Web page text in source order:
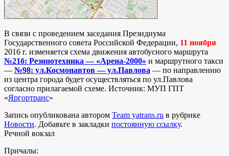
В связи с проведением заседания Президиума
Государственного совета Российской Федерации, 11 ноября
2016 г. изменяется схема движения автобусного маршрута
№21б: Резинотехника — «Арена-2000» и маршрутного такси
— №98: ул.Космонавтов — ул.Павлова — по направлению
из центра города будет осуществляться по ул.Павлова
согласно прилагаемой схеме. Источник: МУП ГПТ
«Яргортранс»
Запись опубликована автором Team yatrans.ru в рубрике
Новости. Добавьте в закладки постоянную ссылку.
Речной вокзал
Причалы: